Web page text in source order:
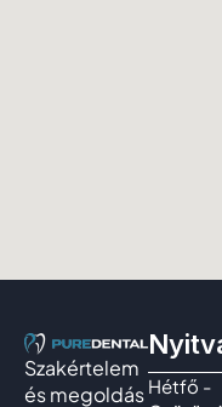
Szakértelem
és megoldás Hétfő -